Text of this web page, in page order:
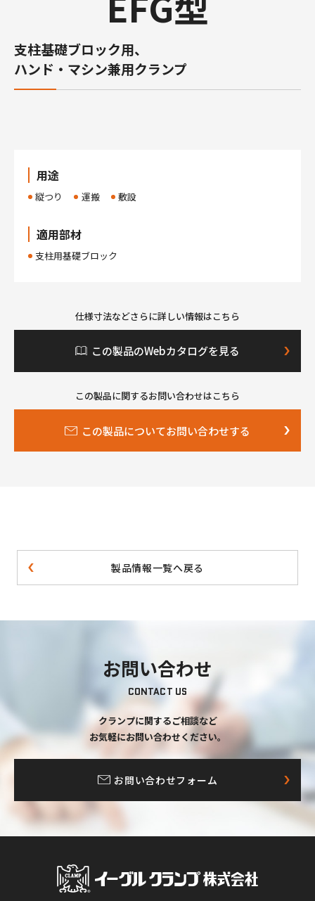
支柱基礎ブロック用、
ハンド・マシン兼用クランプ
用途
縦つり 運搬 敷設
適用部材
支柱用基礎ブロック
仕様寸法などさらに詳しい情報はこちら
この製品のWebカタログを見る
この製品に関するお問い合わせはこちら
この製品についてお問い合わせする
製品情報一覧へ戻る
お問い合わせ
CONTACT US
クランプに関するご相談など
お気軽にお問い合わせください。
お問い合わせフォーム